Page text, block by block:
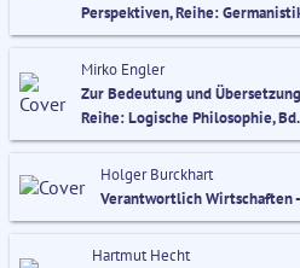
Perspektiven, Reihe:
Mirko Engler
Zur Bedeutung und
Reihe: Logische Philosophie,
Holger Burckhart
Verantwortlich Wirtschaften
Hartmut Hecht